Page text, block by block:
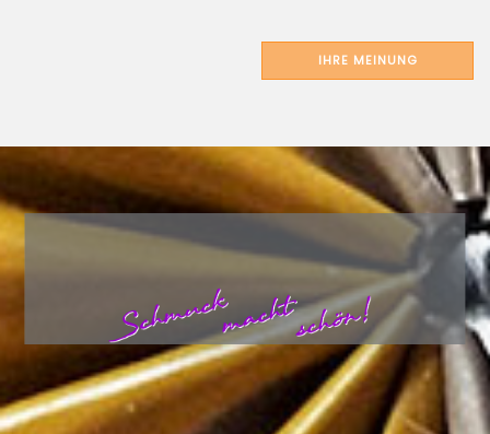
IHRE MEINUNG